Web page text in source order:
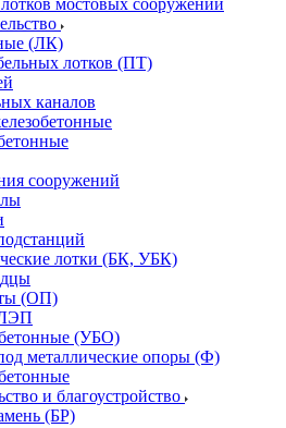
мостовых сооружений
(ЛК)
лотков (ПТ)
каналов
сооружений
лотки (БК, УБК)
(ОП)
(УБО)
металлические опоры (Ф)
и благоустройство
(БР)